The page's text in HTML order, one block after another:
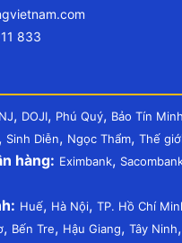
833
, DOJI, Phú Quý, Bảo Tín
, Sinh Diễn, Ngọc Thẩm, Thế
hàng: Eximbank,
Huế, Hà Nội, TP. Hồ Chí
, Bến Tre, Hậu Giang, Tây Ninh,